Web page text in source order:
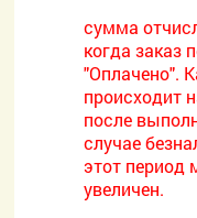
сумма
когда заказ
"Оплачено".
происходит
после
случае
этот период
увеличен.